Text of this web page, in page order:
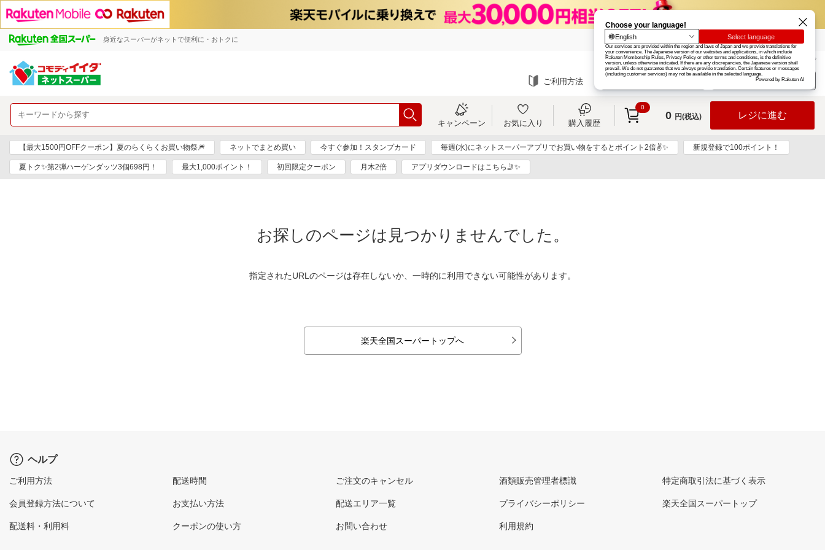
身近なスーパーがネットで便利に・おトクに 楽天グループ カード
お知らせ ヘルプ
ご利用方法 ログイン
キャンペーン お気に入り 購入履歴
0
0 円(税込) レジに進む
【最大1500円OFFクーポン】夏のらくらくお買い物祭🎆 ネットでまとめ買い 今すぐ参加！スタンプカード 毎週(水)にネットスーパーアプリでお買い物をするとポイント2倍✌✨ 新規登録で100ポイント！
夏トク✨第2弾ハーゲンダッツ3個698円！ 最大1,000ポイント！ 初回限定クーポン 月木2倍 アプリダウンロードはこちら🤳✨
お探しのページは見つかりませんでした。
指定されたURLのページは存在しないか、一時的に利用できない可能性があります。
楽天全国スーパートップへ
ヘルプ
ご利用方法
会員登録方法について
配送料・利用料
配送時間
お支払い方法
クーポンの使い方
ご注文のキャンセル
配送エリア一覧
お問い合わせ
酒類販売管理者標識
プライバシーポリシー
利用規約
特定商取引法に基づく表示
楽天全国スーパートップ